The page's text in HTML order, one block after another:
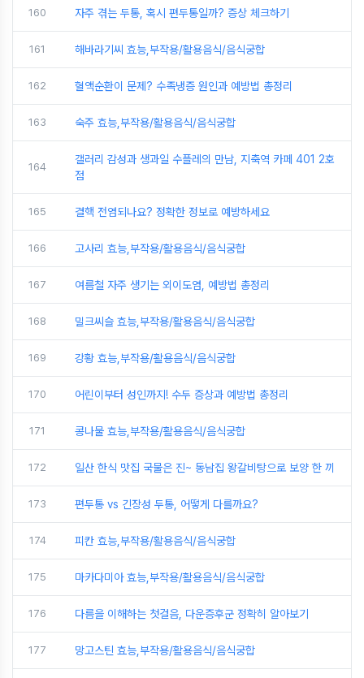
160 자주 겪는 두통, 혹시 편두통일까? 증상 체크하기
161 해바라기씨 효능,부작용/활용음식/음식궁합
162 혈액순환이 문제? 수족냉증 원인과 예방법 총정리
163 숙주 효능,부작용/활용음식/음식궁합
164
갤러리 감성과 생과일 수플레의 만남, 지축역 카페 401 2호
점
165 결핵 전염되나요? 정확한 정보로 예방하세요
166 고사리 효능,부작용/활용음식/음식궁합
167 여름철 자주 생기는 외이도염, 예방법 총정리
168 밀크씨슬 효능,부작용/활용음식/음식궁합
169 강황 효능,부작용/활용음식/음식궁합
170 어린이부터 성인까지! 수두 증상과 예방법 총정리
171 콩나물 효능,부작용/활용음식/음식궁합
172 일산 한식 맛집 국물은 진~ 동남집 왕갈비탕으로 보양 한 끼
173 편두통 vs 긴장성 두통, 어떻게 다를까요?
174 피칸 효능,부작용/활용음식/음식궁합
175 마카다미아 효능,부작용/활용음식/음식궁합
176 다름을 이해하는 첫걸음, 다운증후군 정확히 알아보기
177 망고스틴 효능,부작용/활용음식/음식궁합